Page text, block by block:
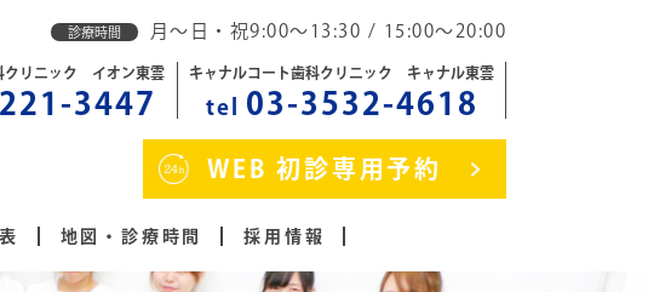
診療時間 月～日・祝9:00～13:30 / 15:00～20:00
クリニック イオン東雲
3447
キャナルコート歯科クリニック キャナル東雲
tel 03-3532-4618
WEB 初診専用予約
地図・診療時間 採用情報